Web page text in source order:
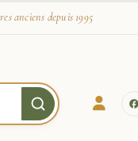
anciens depuis 1995